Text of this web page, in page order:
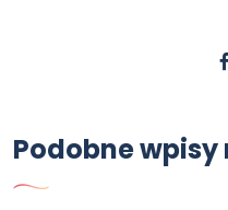
Podobne wpisy
Wystawie
ukończenia